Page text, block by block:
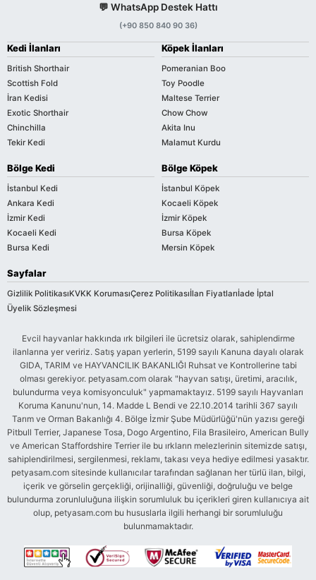
💬 WhatsApp Destek Hattı
(+90 850 840 90 36)
Kedi İlanları
British Shorthair
Scottish Fold
İran Kedisi
Exotic Shorthair
Chinchilla
Tekir Kedi
Köpek İlanları
Pomeranian Boo
Toy Poodle
Maltese Terrier
Chow Chow
Akita Inu
Malamut Kurdu
Bölge Kedi
İstanbul Kedi
Ankara Kedi
İzmir Kedi
Kocaeli Kedi
Bursa Kedi
Bölge Köpek
İstanbul Köpek
Kocaeli Köpek
İzmir Köpek
Bursa Köpek
Mersin Köpek
Sayfalar
Gizlilik PolitikasıKVKK KorumasıÇerez Politikasıİlan Fiyatlarıİade İptal
Üyelik Sözleşmesi
Evcil hayvanlar hakkında ırk bilgileri ile ücretsiz olarak, sahiplendirme
ilanlarına yer veririz. Satış yapan yerlerin, 5199 sayılı Kanuna dayalı olarak
GIDA, TARIM ve HAYVANCILIK BAKANLIĞI Ruhsat ve Kontrollerine tabi
olması gerekiyor. petyasam.com olarak "hayvan satışı, üretimi, aracılık,
bulundurma veya komisyonculuk" yapmamaktayız. 5199 sayılı Hayvanları
Koruma Kanunu'nun, 14. Madde L Bendi ve 22.10.2014 tarihli 367 sayılı
Tarım ve Orman Bakanlığı 4. Bölge İzmir Şube Müdürlüğü'nün yazısı gereği
Pitbull Terrier, Japanese Tosa, Dogo Argentino, Fila Brasileiro, American Bully
ve American Staffordshire Terrier ile bu ırkların melezlerinin sitemizde satışı,
sahiplendirilmesi, sergilenmesi, reklamı, takası veya hediye edilmesi yasaktır.
petyasam.com sitesinde kullanıcılar tarafından sağlanan her türlü ilan, bilgi,
içerik ve görselin gerçekliği, orijinalliği, güvenliği, doğruluğu ve belge
bulundurma zorunluluğuna ilişkin sorumluluk bu içerikleri giren kullanıcıya ait
olup, petyasam.com bu hususlarla ilgili herhangi bir sorumluluğu
bulunmamaktadır.